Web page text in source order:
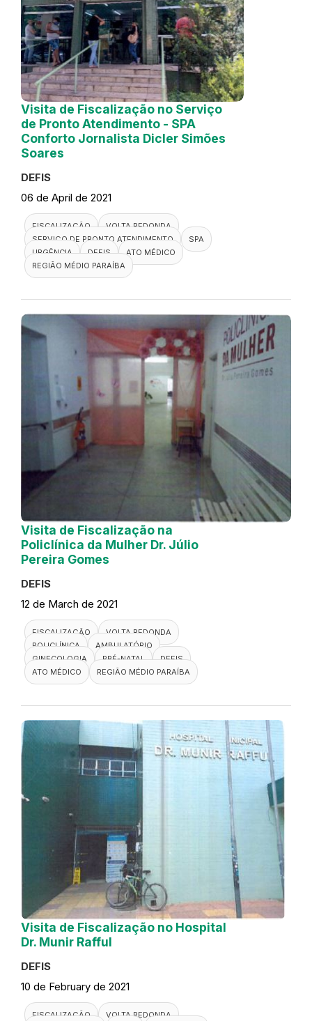
Visita de Fiscalização no Serviço
de Pronto Atendimento - SPA
Conforto Jornalista Dicler Simões
Soares
DEFIS
06 de April de 2021
FISCALIZAÇÃO
VOLTA REDONDA
SERVIÇO DE PRONTO ATENDIMENTO
SPA
URGÊNCIA
DEFIS
ATO MÉDICO
REGIÃO MÉDIO PARAÍBA
Visita de Fiscalização na
Policlínica da Mulher Dr. Júlio
Pereira Gomes
DEFIS
12 de March de 2021
FISCALIZAÇÃO
VOLTA REDONDA
POLICLÍNICA
AMBULATÓRIO
GINECOLOGIA
PRÉ-NATAL
DEFIS
ATO MÉDICO
REGIÃO MÉDIO PARAÍBA
Visita de Fiscalização no Hospital
Dr. Munir Rafful
DEFIS
10 de February de 2021
FISCALIZAÇÃO
VOLTA REDONDA